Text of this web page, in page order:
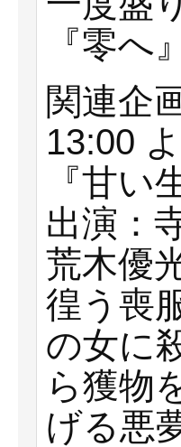
『零へ
関連企
13:00
『⽢い
出演：
荒⽊優
徨う喪
の⼥に
ら獲物
げる悪